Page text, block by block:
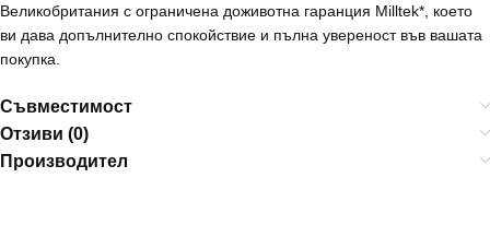
Великобритания с ограничена доживотна гаранция Milltek*, което
ви дава допълнително спокойствие и пълна увереност във вашата
покупка.
Съвместимост
Отзиви (0)
Производител